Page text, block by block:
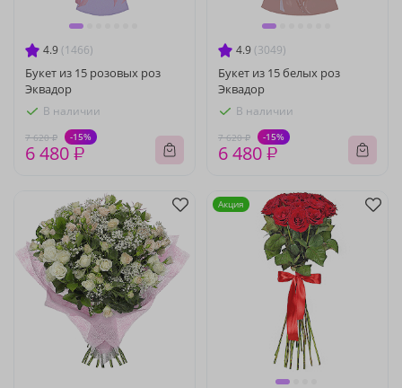
4.9 (1466)
Букет из 15 розовых роз
Эквадор
В наличии
7 620 ₽ -15%
6 480 ₽
4.9 (3049)
Букет из 15 белых роз
Эквадор
В наличии
7 620 ₽ -15%
6 480 ₽
Акция